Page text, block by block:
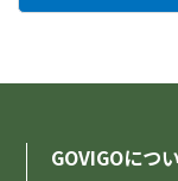
GOVIGOにつ